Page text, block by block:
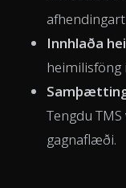
Innhlaða
heimilisföng
Tengdu
gagnaflæði.